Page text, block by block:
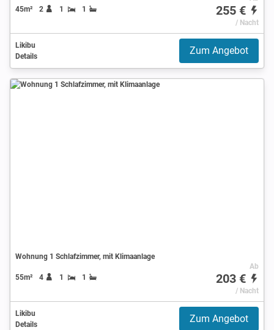
45m² 2 1 1 255 €
/ Nacht
Likibu
Details
Zum Angebot
Wohnung 1 Schlafzimmer, mit Klimaanlage
55m² 4 1 1
Ab
203 €
/ Nacht
Likibu
Details
Zum Angebot